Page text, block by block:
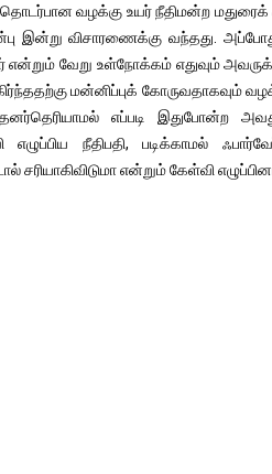
வழக்கு உயர் நீதிமன்ற மதுரைக்
இன்று விசாரணைக்கு வந்தது.
என்றும் வேறு உள்நோக்கம் எதுவும்
மன்னிப்புக் கோருவதாகவும்
எப்படி இதுபோன்ற
நீதிபதி, படிக்காமல்
சரியாகிவிடுமா என்றும் கேள்வி